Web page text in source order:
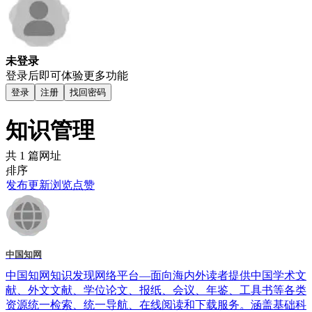
未登录
登录后即可体验更多功能
登录 注册 找回密码
知识管理
共 1 篇网址
排序
发布更新浏览点赞
中国知网
中国知网知识发现网络平台—面向海内外读者提供中国学术文
献、外文文献、学位论文、报纸、会议、年鉴、工具书等各类
资源统一检索、统一导航、在线阅读和下载服务。涵盖基础科